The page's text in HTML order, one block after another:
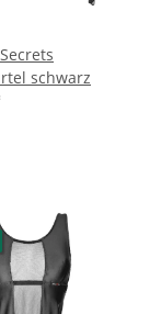
schwarz